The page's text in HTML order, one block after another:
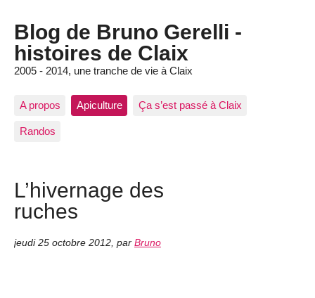
Blog de Bruno Gerelli -
histoires de Claix
2005 - 2014, une tranche de vie à Claix
A propos Apiculture Ça s’est passé à Claix
Randos
L’hivernage des
ruches
jeudi 25 octobre 2012 par Bruno